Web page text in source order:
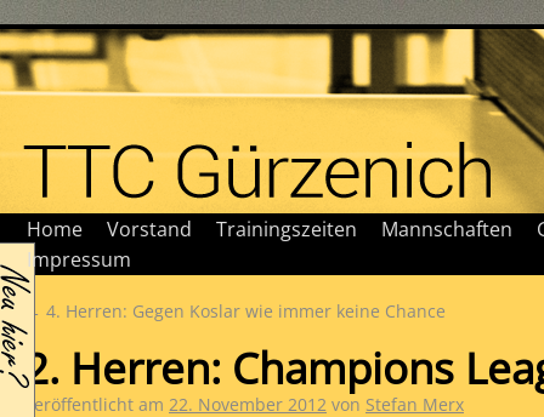
Home Vorstand Trainingszeiten Mannschaften
Impressum
← 4. Herren: Gegen Koslar wie immer keine Chance
2. Herren: Champions
Veröffentlicht am 22. November 2012 von Stefan Merx